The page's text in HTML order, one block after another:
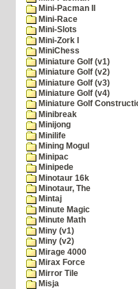
Mini-Pacman II
Mini-Race
Mini-Slots
Mini-Zork I
MiniChess
Miniature Golf (v1)
Miniature Golf (v2)
Miniature Golf (v3)
Miniature Golf (v4)
Miniature Golf
Minibreak
Minijong
Minilife
Mining Mogul
Minipac
Minipede
Minotaur 16k
Minotaur, The
Mintaj
Minute Magic
Minute Math
Miny (v1)
Miny (v2)
Mirage 4000
Mirax Force
Mirror Tile
Misja